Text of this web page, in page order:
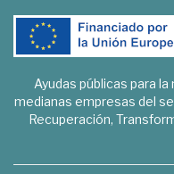
Ayudas públicas para
medianas empresas del
Recuperación,